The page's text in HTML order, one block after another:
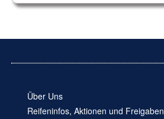
Über Uns
Reifeninfos, Aktionen und Freigaben